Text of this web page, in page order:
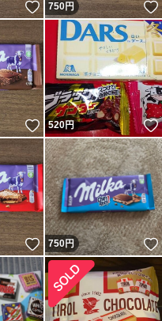
いいね！
750円
いいね！
520円
いいね！
750円